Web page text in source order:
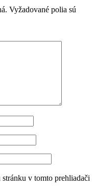
Vyžadované polia sú
v tomto prehliadači